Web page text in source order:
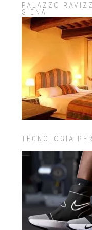
PALAZZO
SIENA
TECNOLOGIA